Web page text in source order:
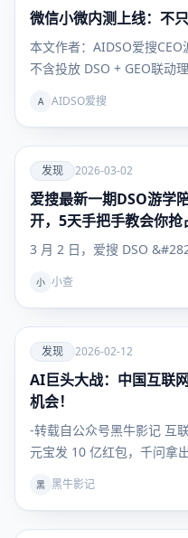
发现
微信小微内测上线：不只
本文作者：AIDSO爱搜
不含投放 DSO + GEO联动
A AIDSO爱搜
爱
发现
发现 2026-03-02
爱搜最新一期DSO游学
开，5天手把手教会你抢
3 月 2 日，爱搜 DSO
小 小查
爱
发现
发现 2026-02-12
AI巨头大战：中国互联
机会！
-转载自公众号黑牛影记 互
元宝发 10 亿红包，千问拿
黑 黑牛影记